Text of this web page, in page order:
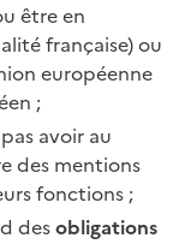
être en
française) ou
européenne
;
avoir au
des mentions
fonctions ;
desobligations